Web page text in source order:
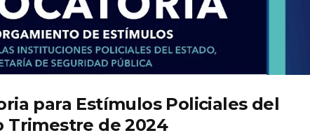
para Estímulos Policiales del
Trimestre de 2024